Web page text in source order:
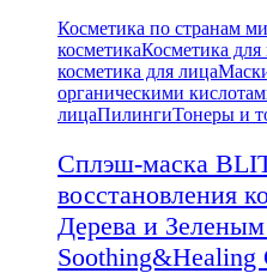
Косметика по странам
косметикаКосметика
косметика для лица
органическими
лицаПилингиТонеры и
Сплэш-маска
восстановления
Дерева и
Soothing&Healing